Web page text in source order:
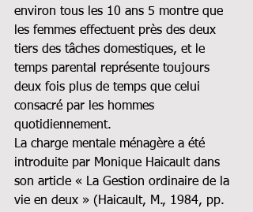
environ tous les 10 ans 5 montre que
les femmes effectuent près des deux
tiers des tâches domestiques, et le
temps parental représente toujours
deux fois plus de temps que celui
consacré par les hommes
quotidiennement.
La charge mentale ménagère a été
introduite par Monique Haicault dans
son article « La Gestion ordinaire de la
vie en deux » (Haicault, M., 1984, pp.